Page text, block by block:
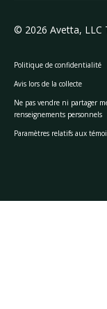
© 2026 Avetta, LLC
Politique de confidentialité
Avis lors de la collecte
Ne pas vendre ni partager
renseignements personnels
Paramètres relatifs aux